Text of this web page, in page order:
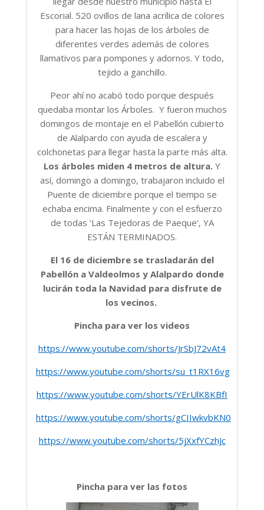
Escorial. 520 ovillos de lana acrílica de colores
para hacer las hojas de los árboles de
diferentes verdes además de colores
llamativos para pompones y adornos. Y todo,
tejido a ganchillo.
Peor ahí no acabó todo porque después
quedaba montar los Árboles. Y fueron muchos
domingos de montaje en el Pabellón cubierto
de Alalpardo con ayuda de escalera y
colchonetas para llegar hasta la parte más alta.
Los árboles miden 4 metros de altura. Y
así, domingo a domingo, trabajaron incluido el
Puente de diciembre porque el tiempo se
echaba encima. Finalmente y con el esfuerzo
de todas ‘Las Tejedoras de Paeque’, YA
ESTÁN TERMINADOS.
El 16 de diciembre se trasladarán del
Pabellón a Valdeolmos y Alalpardo donde
lucirán toda la Navidad para disfrute de
los vecinos.
Pincha para ver los videos
https://www.youtube.com/shorts/JrSbJ72vAt4
https://www.youtube.com/shorts/su_t1RX16vg
https://www.youtube.com/shorts/YErUlK8KBfI
https://www.youtube.com/shorts/gCIIwkvbKN0
https://www.youtube.com/shorts/5jXxfYCzhJc
Pincha para ver las fotos